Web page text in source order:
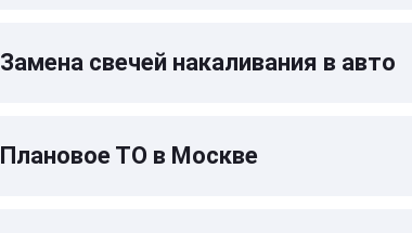
Замена свечей накаливания в авто
Плановое ТО в Москве